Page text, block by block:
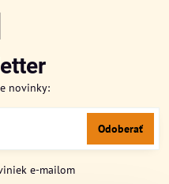
novinky:
Odoberať
e-mailom